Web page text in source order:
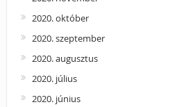
2020. október
2020. szeptember
2020. augusztus
2020. július
2020. június